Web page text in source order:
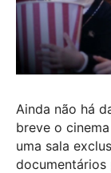
Ainda não há
breve o cinema
uma sala
documentários